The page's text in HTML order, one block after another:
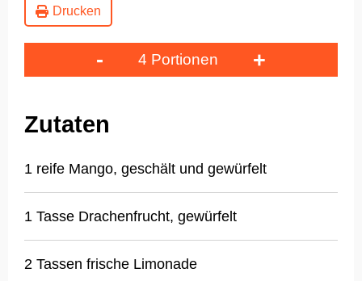
Drucken
- 4 Portionen +
Zutaten
1 reife Mango, geschält und gewürfelt
1 Tasse Drachenfrucht, gewürfelt
2 Tassen frische Limonade